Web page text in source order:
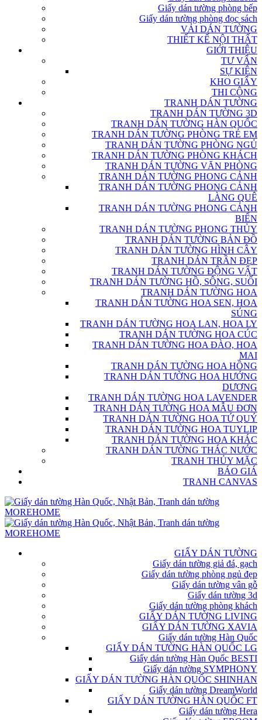
Giấy dán tường phòng bếp
Giấy dán tường phòng đọc sách
VẢI DÁN TƯỜNG
THIẾT KẾ NỘI THẤT
GIỚI THIỆU
TƯ VẤN
SỰ KIỆN
KHO GIẤY
THI CÔNG
TRANH DÁN TƯỜNG
TRANH DÁN TƯỜNG 3D
TRANH DÁN TƯỜNG HÀN QUỐC
TRANH DÁN TƯỜNG PHÒNG TRẺ EM
TRANH DÁN TƯỜNG PHÒNG NGỦ
TRANH DÁN TƯỜNG PHÒNG KHÁCH
TRANH DÁN TƯỜNG VĂN PHÒNG
TRANH DÁN TƯỜNG PHONG CẢNH
TRANH DÁN TƯỜNG PHONG CẢNH
LÀNG QUÊ
TRANH DÁN TƯỜNG PHONG CẢNH
BIỂN
TRANH DÁN TƯỜNG PHONG THỦY
TRANH DÁN TƯỜNG BẢN ĐỒ
TRANH DÁN TƯỜNG HÌNH CÂY
TRANH DÁN TRẦN ĐẸP
TRANH DÁN TƯỜNG ĐỘNG VẬT
TRANH DÁN TƯỜNG HỒ, SÔNG, SUỐI
TRANH DÁN TƯỜNG HOA
TRANH DÁN TƯỜNG HOA SEN, HOA
SÚNG
TRANH DÁN TƯỜNG HOA LAN, HOA LY
TRANH DÁN TƯỜNG HOA CÚC
TRANH DÁN TƯỜNG HOA ĐÀO, HOA
MAI
TRANH DÁN TƯỜNG HOA HỒNG
TRANH DÁN TƯỜNG HOA HƯỚNG
DƯƠNG
TRANH DÁN TƯỜNG HOA LAVENDER
TRANH DÁN TƯỜNG HOA MẪU ĐƠN
TRANH DÁN TƯỜNG HOA TỨ QUÝ
TRANH DÁN TƯỜNG HOA TUYLIP
TRANH DÁN TƯỜNG HOA KHÁC
TRANH DÁN TƯỜNG THÁC NƯỚC
TRANH THỦY MẶC
BÁO GIÁ
TRANH CANVAS
GIẤY DÁN TƯỜNG
Giấy dán tường giả đá, gạch
Giấy dán tường phòng ngủ đẹp
Giấy dán tường vân gỗ
Giấy dán tường 3d
Giấy dán tường phòng khách
GIẤY DÁN TƯỜNG LIVING
GIẤY DÁN TƯỜNG XAVIA
Giấy dán tường Hàn Quốc
GIẤY DÁN TƯỜNG HÀN QUỐC LG
Giấy dán tường Hàn Quốc BESTI
Giấy dán tường SYMPHONY
GIẤY DÁN TƯỜNG HÀN QUỐC SHINHAN
Giấy dán tường DreamWorld
GIẤY DÁN TƯỜNG HÀN QUỐC FT
Giấy dán tường Hera